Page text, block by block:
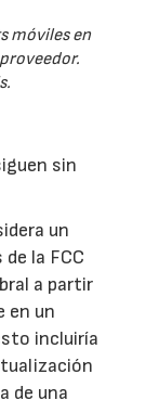
móviles en
sin
un
la FCC
a partir
en un
incluiría
de una